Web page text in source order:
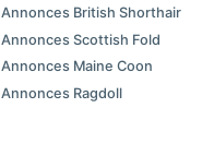
Annonces British Shorthair
Annonces Scottish Fold
Annonces Maine Coon
Annonces Ragdoll